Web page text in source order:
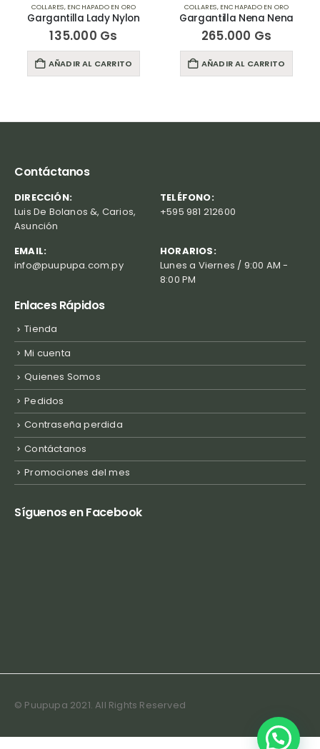
COLLARES, ENCHAPADO EN ORO
Gargantilla Lady Nylon
135.000 Gs
AÑADIR AL CARRITO
COLLARES, ENCHAPADO EN ORO
Gargantilla Nena Nena
265.000 Gs
AÑADIR AL CARRITO
Contáctanos
DIRECCIÓN:
Luis De Bolanos &, Carios,
Asunción
TELÉFONO:
+595 981 212600
EMAIL:
info@puupupa.com.py
HORARIOS:
Lunes a Viernes / 9:00 AM -
8:00 PM
Enlaces Rápidos
Tienda
Mi cuenta
Quienes Somos
Pedidos
Contraseña perdida
Contáctanos
Promociones del mes
Síguenos en Facebook
© Puupupa 2021. All Rights Reserved